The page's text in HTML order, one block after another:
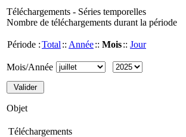
Téléchargements - Séries temporelles
Nombre de téléchargements durant la période
Période :Total :: Année:: Mois:: Jour
Mois/Année
Objet
Téléchargements